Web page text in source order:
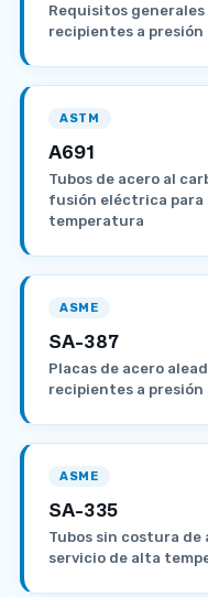
Requisitos generales
recipientes a presión
ASTM
A691
Tubos de acero al
fusión eléctrica para
temperatura
ASME
SA-387
Placas de acero
recipientes a presión
ASME
SA-335
Tubos sin costura
servicio de alta